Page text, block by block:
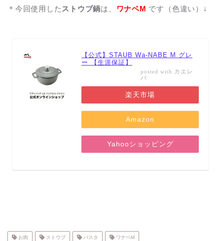
＊今回使用した ストウブ鍋は、 ワナベM です（色違い）↓
【公式】STAUB Wa-NABE M グレ
ー 【生涯保証】
posted with カエレ
バ
楽天市場
Amazon
Yahooショッピング
お肉 ストウブ パスタ ワナベM